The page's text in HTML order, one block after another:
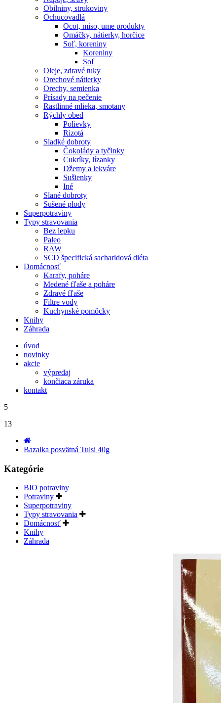
Obilniny, strukoviny
Ochucovadlá
Ocot, miso, ume produkty
Omáčky, nátierky, horčice
Soľ, koreniny
Koreniny
Soľ
Oleje, zdravé tuky
Orechové nátierky
Orechy, semienka
Prísady na pečenie
Rastlinné mlieka, smotany
Rýchly obed
Polievky
Rizotá
Sladké dobroty
Čokolády a tyčinky
Cukríky, lízanky
Džemy a lekváre
Sušienky
Iné
Slané dobroty
Sušené plody
Superpotraviny
Typy stravovania
Bez lepku
Paleo
RAW
SCD špecifická sacharidová diéta
Domácnosť
Karafy, poháre
Medené fľaše a poháre
Zdravé fľaše
Filtre vody
Kuchynské pomôcky
Knihy
Záhrada
úvod
novinky
akcie
výpredaj
končiaca záruka
kontakt
5
13
Bazalka posvätná Tulsi 40g
Kategórie
BIO potraviny
Potraviny
Superpotraviny
Typy stravovania
Domácnosť
Knihy
Záhrada